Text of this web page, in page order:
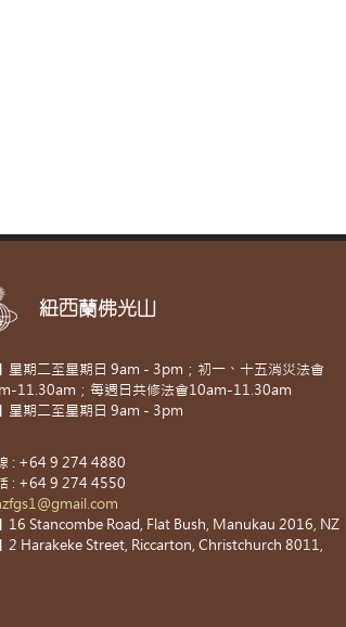
紐西蘭佛光山
星期二至星期日 9am - 3pm；初一、十五消災法會
11.30am；每週日共修法會10am-11.30am
星期二至星期日 9am - 3pm
: +64 9 274 4880
: +64 9 274 4550
16 Stancombe Road, Flat Bush, Manukau 2016, NZ
2 Harakeke Street, Riccarton, Christchurch 8011,